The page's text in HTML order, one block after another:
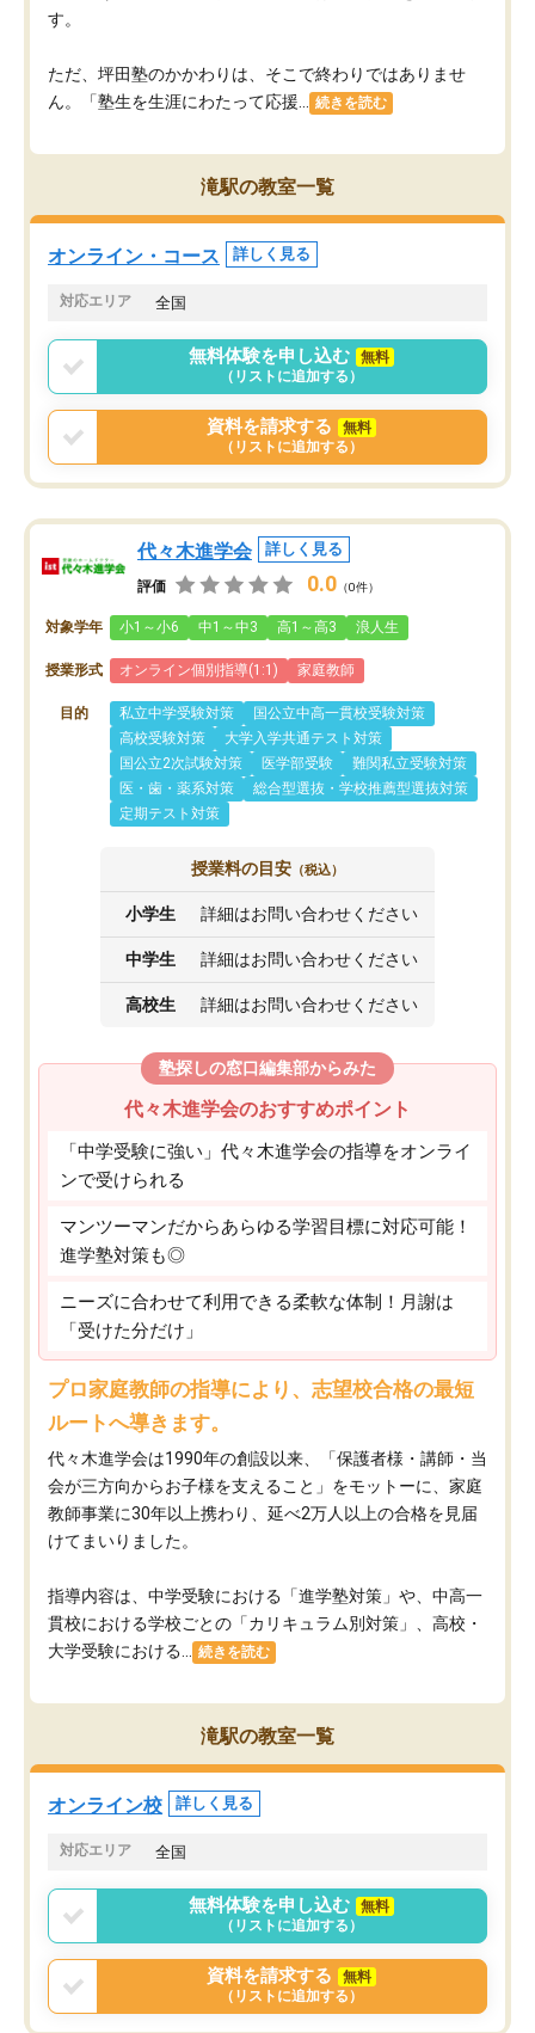
す。
ただ、坪田塾のかかわりは、そこで終わりではありませ
ん。「塾生を生涯にわたって応援...
続きを読む
滝駅の教室一覧
オンライン・コース 詳しく見る
対応エリア 全国
無料体験を申し込む
無料
（リストに追加する）
資料を請求する
無料
（リストに追加する）
代々木進学会 詳しく見る
評価 0.0 （0件）
対象学年 小1～小6 中1～中3 高1～高3 浪人生
授業形式 オンライン個別指導(1:1) 家庭教師
目的 私立中学受験対策
国公立中高一貫校受験対策
高校受験対策
大学入学共通テスト対策
国公立2次試験対策
医学部受験
難関私立受験対策
医・歯・薬系対策
総合型選抜・学校推薦型選抜対策
定期テスト対策
授業料の目安 （税込）
小学生 詳細はお問い合わせください
中学生 詳細はお問い合わせください
高校生 詳細はお問い合わせください
塾探しの窓口編集部からみた
代々木進学会のおすすめポイント
「中学受験に強い」代々木進学会の指導をオンライ
ンで受けられる
マンツーマンだからあらゆる学習目標に対応可能！
進学塾対策も◎
ニーズに合わせて利用できる柔軟な体制！月謝は
「受けた分だけ」
プロ家庭教師の指導により、志望校合格の最短
ルートへ導きます。
代々木進学会は1990年の創設以来、「保護者様・講師・当
会が三方向からお子様を支えること」をモットーに、家庭
教師事業に30年以上携わり、延べ2万人以上の合格を見届
けてまいりました。
指導内容は、中学受験における「進学塾対策」や、中高一
貫校における学校ごとの「カリキュラム別対策」、高校・
大学受験における...
続きを読む
滝駅の教室一覧
オンライン校 詳しく見る
対応エリア 全国
無料体験を申し込む
無料
（リストに追加する）
資料を請求する
無料
（リストに追加する）